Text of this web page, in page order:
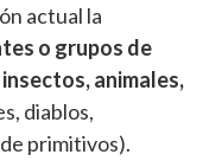
actual la
o grupos de
animales,
diablos,
primitivos).